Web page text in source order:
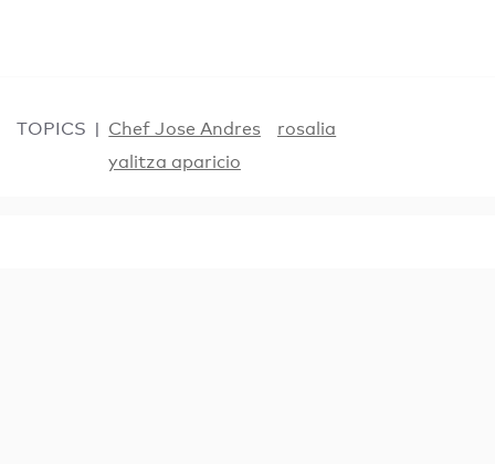
TOPICS Chef Jose Andres
rosalia
yalitza aparicio